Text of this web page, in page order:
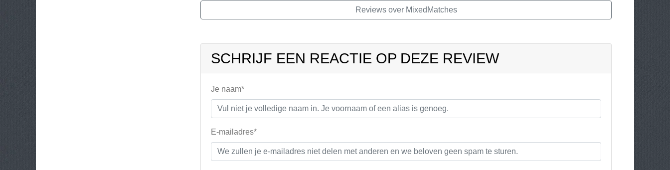
Reviews over MixedMatches
SCHRIJF EEN REACTIE OP DEZE REVIEW
Je naam*
E-mailadres*